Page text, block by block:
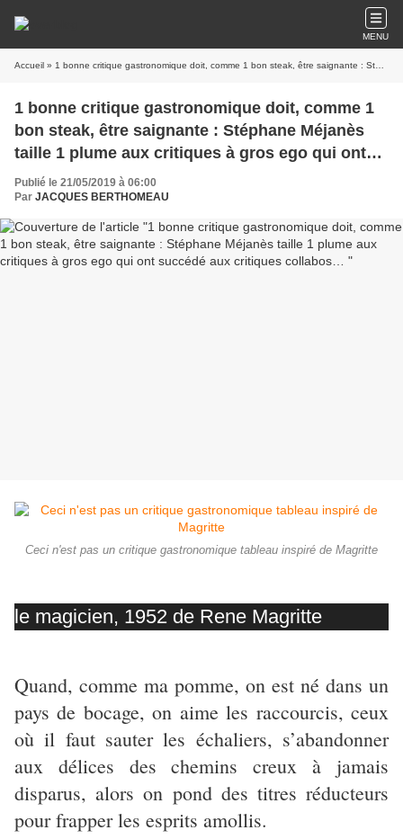
MENU
Accueil » 1 bonne critique gastronomique doit, comme 1 bon steak, être saignante : Stéphane Méjanès taille 1 plume aux critiques à gros ego qui ont succédé aux critiques collabos…
1 bonne critique gastronomique doit, comme 1
bon steak, être saignante : Stéphane Méjanès
taille 1 plume aux critiques à gros ego qui ont
succédé aux critiques collabos…
Publié le 21/05/2019 à 06:00
Par JACQUES BERTHOMEAU
Ceci n'est pas un critique gastronomique tableau inspiré de Magritte
le magicien, 1952 de Rene Magritte
Quand, comme ma pomme, on est né dans un
pays de bocage, on aime les raccourcis, ceux
où il faut sauter les échaliers, s’abandonner
aux délices des chemins creux à jamais
disparus, alors on pond des titres réducteurs
pour frapper les esprits amollis.